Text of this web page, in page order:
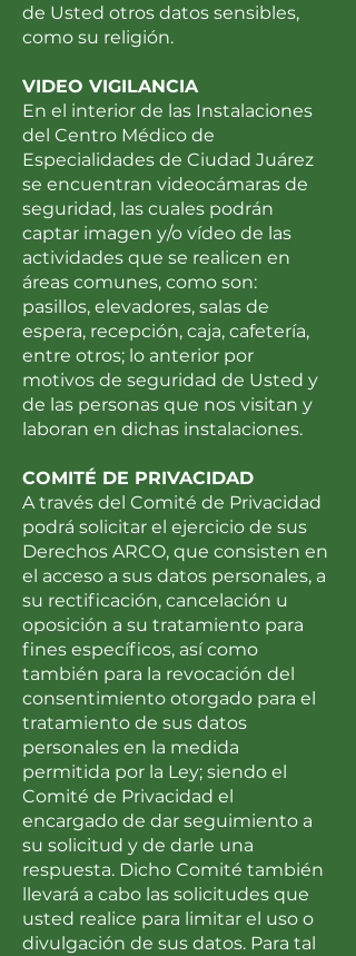
de Usted otros datos sensibles,
como su religión.
VIDEO VIGILANCIA
En el interior de las Instalaciones
del Centro Médico de
Especialidades de Ciudad Juárez
se encuentran videocámaras de
seguridad, las cuales podrán
captar imagen y/o vídeo de las
actividades que se realicen en
áreas comunes, como son:
pasillos, elevadores, salas de
espera, recepción, caja, cafetería,
entre otros; lo anterior por
motivos de seguridad de Usted y
de las personas que nos visitan y
laboran en dichas instalaciones.
COMITÉ DE PRIVACIDAD
A través del Comité de Privacidad
podrá solicitar el ejercicio de sus
Derechos ARCO, que consisten en
el acceso a sus datos personales, a
su rectificación, cancelación u
oposición a su tratamiento para
fines específicos, así como
también para la revocación del
consentimiento otorgado para el
tratamiento de sus datos
personales en la medida
permitida por la Ley; siendo el
Comité de Privacidad el
encargado de dar seguimiento a
su solicitud y de darle una
respuesta. Dicho Comité también
llevará a cabo las solicitudes que
usted realice para limitar el uso o
divulgación de sus datos. Para tal